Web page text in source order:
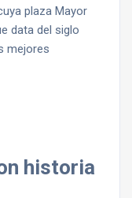
plaza Mayor
data del siglo
mejores
historia